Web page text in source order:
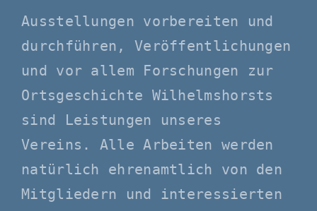
Ausstellungen vorbereiten und
durchführen, Veröffentlichungen
und vor allem Forschungen zur
Ortsgeschichte Wilhelmshorsts
sind Leistungen unseres
Vereins. Alle Arbeiten werden
natürlich ehrenamtlich von den
Mitgliedern und interessierten